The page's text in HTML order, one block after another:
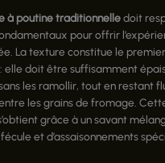
à poutine traditionnelledoit
pour offrir
La texture constitue le
elle doit être suffisamment
les ramollir, tout en restant
les grains de fromage.
grâce à un savant
et d’assaisonnements